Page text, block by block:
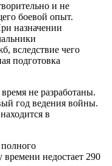
и не
боевой опыт.
назначении
вследствие чего
подготовка
не разработаны.
год ведения войны.
в
недостает 290